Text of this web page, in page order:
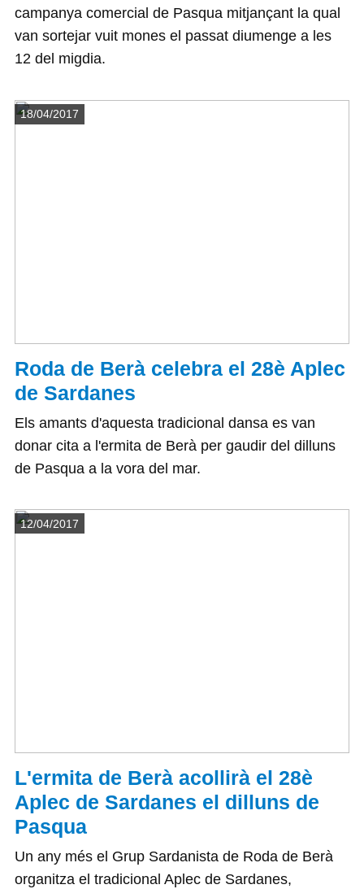
campanya comercial de Pasqua mitjançant la qual
van sortejar vuit mones el passat diumenge a les
12 del migdia.
Roda de Berà celebra el 28è Aplec
de Sardanes
Detalls
18/04/2017
Els amants d'aquesta tradicional dansa es van
donar cita a l'ermita de Berà per gaudir del dilluns
de Pasqua a la vora del mar.
L'ermita de Berà acollirà el 28è
Aplec de Sardanes el dilluns de
Pasqua
Detalls
12/04/2017
Un any més el Grup Sardanista de Roda de Berà
organitza el tradicional Aplec de Sardanes,